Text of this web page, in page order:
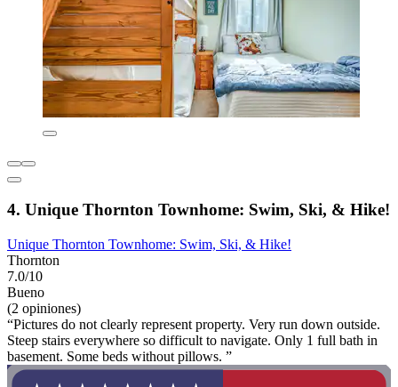
4. Unique Thornton Townhome: Swim, Ski, & Hike!
Unique Thornton Townhome: Swim, Ski, & Hike!
Thornton
7.0/10
Bueno
(2 opiniones)
“Pictures do not clearly represent property. Very run down outside.
Steep stairs everywhere so difficult to navigate. Only 1 full bath in
basement. Some beds without pillows. ”